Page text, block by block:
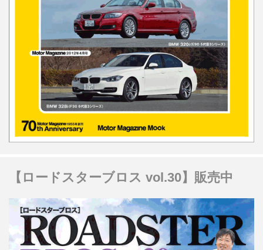
【ロードスターブロス vol.30】販売中